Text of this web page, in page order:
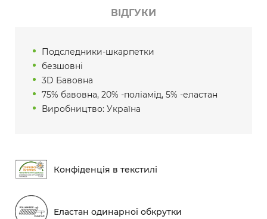
ВІДГУКИ
Подследники-шкарпетки
безшовні
3D Бавовна
75% бавовна, 20% -поліамід, 5% -еластан
Виробництво: Україна
Конфіденція в текстилі
Еластан одинарної обкрутки